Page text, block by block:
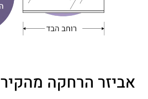
אביזר הרחקה מהקיר